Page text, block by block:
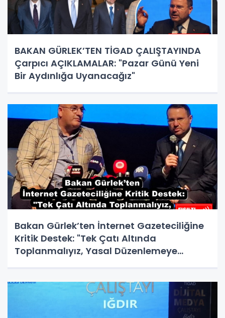
BAKAN GÜRLEK’TEN TİGAD ÇALIŞTAYINDA
Çarpıcı AÇIKLAMALAR: "Pazar Günü Yeni
Bir Aydınlığa Uyanacağız"
Bakan Gürlek’ten İnternet Gazeteciliğine
Kritik Destek: "Tek Çatı Altında
Toplanmalıyız, Yasal Düzenlemeye